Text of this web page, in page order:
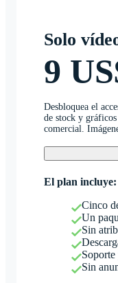
Solo
9
Desbloquea el
de stock y
comercial.
El plan incluye:
Cinco
Un
Sin
Sin